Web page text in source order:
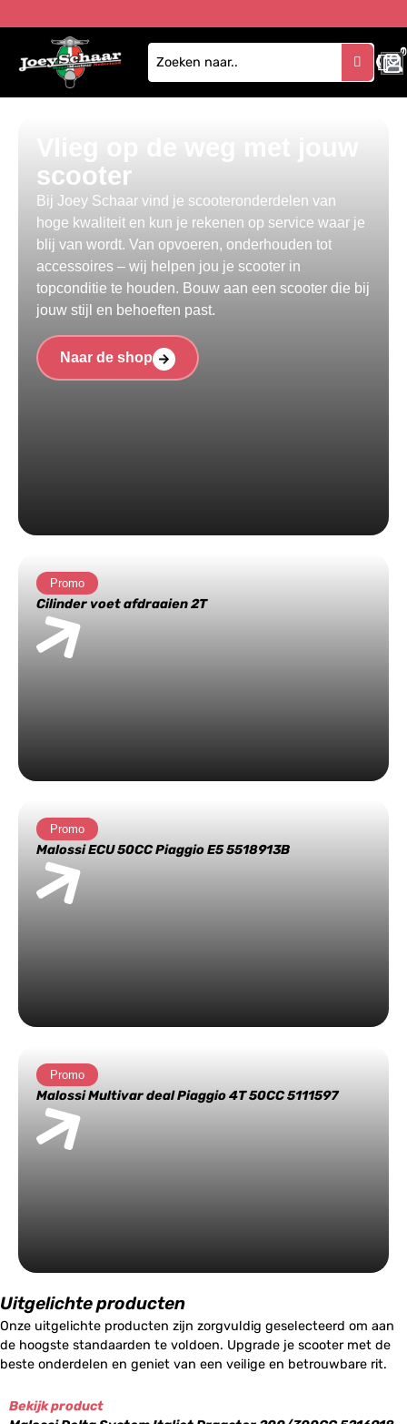
0
1
scooter
Bij Joey Schaar vind je scooteronderdelen van
hoge kwaliteit en kun je rekenen op service waar je
blij van wordt. Van opvoeren, onderhouden tot
accessoires – wij helpen jou je scooter in
topconditie te houden. Bouw aan een scooter die bij
jouw stijl en behoeften past.
Naar de shop
Promo
Cilinder voet afdraaien 2T
Promo
Malossi ECU 50CC Piaggio E5 5518913B
Promo
Malossi Multivar deal Piaggio 4T 50CC 5111597
Uitgelichte producten
Onze uitgelichte producten zijn zorgvuldig geselecteerd om aan
de hoogste standaarden te voldoen. Upgrade je scooter met de
beste onderdelen en geniet van een veilige en betrouwbare rit.
Bekijk product